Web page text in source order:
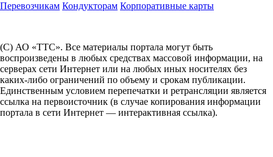
Перевозчикам Кондукторам Корпоративные карты
(С) АО «ТТС». Все материалы портала могут быть
воспроизведены в любых средствах массовой информации, на
серверах сети Интернет или на любых иных носителях без
каких-либо ограничений по объему и срокам публикации.
Единственным условием перепечатки и ретрансляции является
ссылка на первоисточник (в случае копирования информации
портала в сети Интернет — интерактивная ссылка).